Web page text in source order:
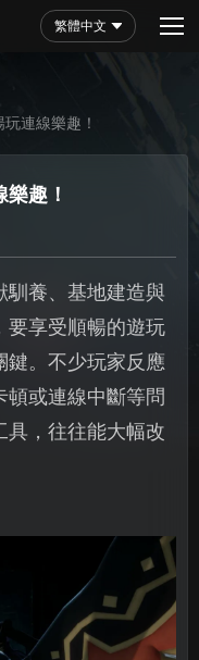
繁體中文
連線樂趣！
趣！
馴養、基地建造與
要享受順暢的遊玩
鍵。不少玩家反應
或連線中斷等問
具，往往能大幅改